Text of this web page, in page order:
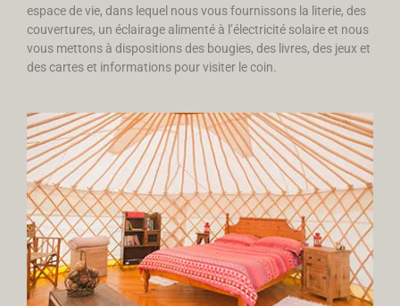
espace de vie, dans lequel nous vous fournissons la literie, des
couvertures, un éclairage alimenté à l’électricité solaire et nous
vous mettons à dispositions des bougies, des livres, des jeux et
des cartes et informations pour visiter le coin.